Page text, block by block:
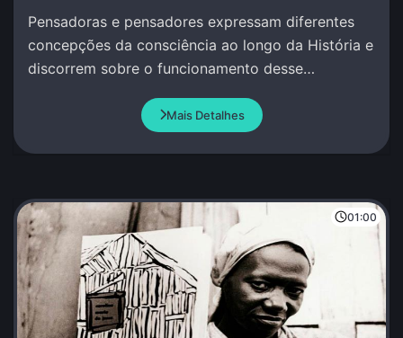
Pensadoras e pensadores expressam diferentes
concepções da consciência ao longo da História e
discorrem sobre o funcionamento desse
Mais Detalhes
01:00